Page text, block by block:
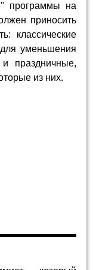
программы на
приносить
классические
уменьшения
и праздничные,
из них.